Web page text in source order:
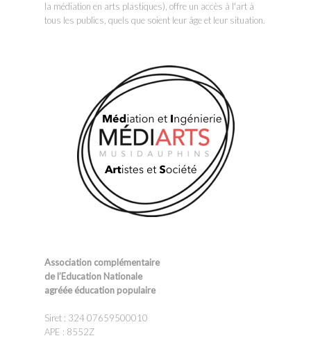
la médiation en arts plastiques), offre un accès à l'art à
tous les publics, quels que soient leur âge et leur situation.
Association complémentaire
de l’Education Nationale
agréée éducation populaire
Siret : 324 07659500010
APE : 8552Z